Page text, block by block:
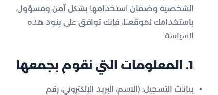
الشخصية وضمان استخدامها بشكل آمن ومسؤول.
باستخدامك لموقعنا، فإنك توافق على بنود هذه
السياسة.
1. المعلومات التي نقوم بجمعها
بيانات التسجيل: (الاسم، البريد الإلكتروني، رقم